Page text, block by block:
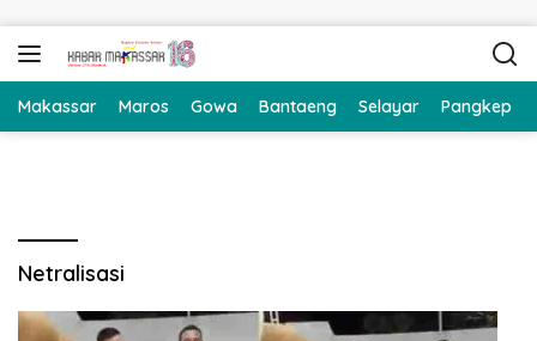
Makassar Maros Gowa Bantaeng Selayar Pangkep
Netralisasi